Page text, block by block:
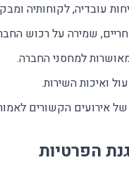
עובדיה, לקוחותיה
שמירה על רכוש
למחסני החברה.
ואיכות השירות.
של אירועים הקשורים
הפרטיות